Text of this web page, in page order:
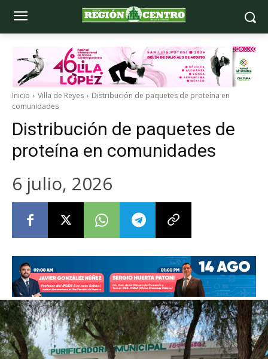
Inicio Villa de Reyes
Distribución de paquetes de proteína en
comunidades
Distribución de paquetes de
proteína en comunidades
6 julio, 2026